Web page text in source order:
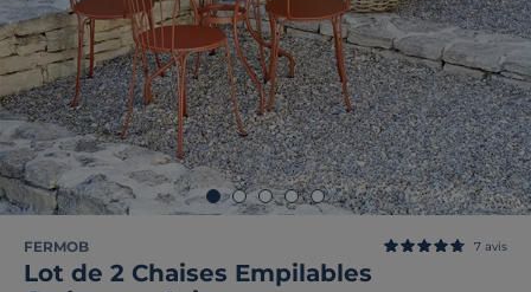
FERMOB
Lot de 2 Chaises Empilables
7 avis